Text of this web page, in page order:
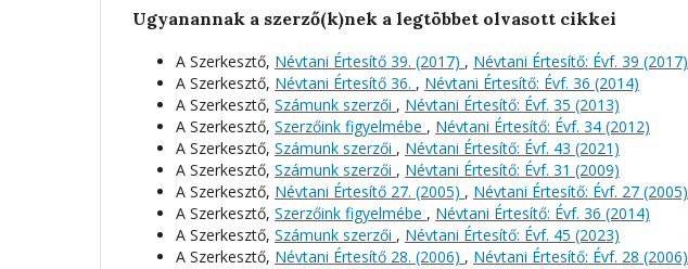
Ugyanannak a szerző(k)nek a legtöbbet olvasott cikkei
A Szerkesztő, Névtani Értesítő 39. (2017) , Névtani Értesítő: Évf. 39 (2017)
A Szerkesztő, Névtani Értesítő 36. , Névtani Értesítő: Évf. 36 (2014)
A Szerkesztő, Számunk szerzői , Névtani Értesítő: Évf. 35 (2013)
A Szerkesztő, Szerzőink figyelmébe , Névtani Értesítő: Évf. 34 (2012)
A Szerkesztő, Számunk szerzői , Névtani Értesítő: Évf. 43 (2021)
A Szerkesztő, Számunk szerzői , Névtani Értesítő: Évf. 31 (2009)
A Szerkesztő, Névtani Értesítő 27. (2005) , Névtani Értesítő: Évf. 27 (2005)
A Szerkesztő, Szerzőink figyelmébe , Névtani Értesítő: Évf. 36 (2014)
A Szerkesztő, Számunk szerzői , Névtani Értesítő: Évf. 45 (2023)
A Szerkesztő, Névtani Értesítő 28. (2006) , Névtani Értesítő: Évf. 28 (2006)